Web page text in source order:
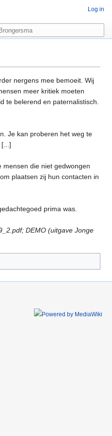
nergens mee bemoeit. Wij
meer kritiek moeten
te belerend en paternalistisch.
Je kan proberen het weg te
die niet gedwongen
plaatsen zij hun contacten in
prima was.
DEMO (uitgave Jonge
Log in